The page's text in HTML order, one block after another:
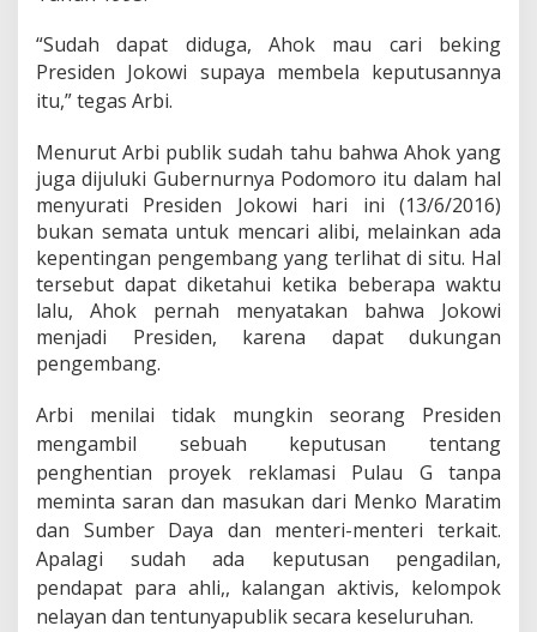
s
a
a
“Sudah dapat diduga, Ahok mau cari beking
Presiden Jokowi supaya membela keputusannya
itu,” tegas Arbi.
Menurut Arbi publik sudah tahu bahwa Ahok yang
juga dijuluki Gubernurnya Podomoro itu dalam hal
menyurati Presiden Jokowi hari ini (13/6/2016)
bukan semata untuk mencari alibi, melainkan ada
kepentingan pengembang yang terlihat di situ. Hal
tersebut dapat diketahui ketika beberapa waktu
lalu, Ahok pernah menyatakan bahwa Jokowi
menjadi Presiden, karena dapat dukungan
pengembang.
Arbi menilai tidak mungkin seorang Presiden
mengambil sebuah keputusan tentang
penghentian proyek reklamasi Pulau G tanpa
meminta saran dan masukan dari Menko Maratim
dan Sumber Daya dan menteri-menteri terkait.
Apalagi sudah ada keputusan pengadilan,
pendapat para ahli,, kalangan aktivis, kelompok
nelayan dan tentunyapublik secara keseluruhan.